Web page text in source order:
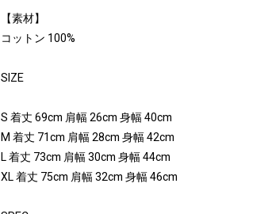
【素材】
コットン 100%
SIZE
S 着丈 69cm 肩幅 26cm 身幅 40cm
M 着丈 71cm 肩幅 28cm 身幅 42cm
L 着丈 73cm 肩幅 30cm 身幅 44cm
XL 着丈 75cm 肩幅 32cm 身幅 46cm